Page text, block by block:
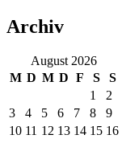
Archiv
August 2026
M D M D F S
S
1
2
3
4 5 6 7 8
9
10 11 12 13 14 15 16